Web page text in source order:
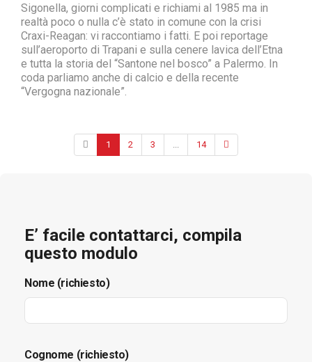
Sigonella, giorni complicati e richiami al 1985 ma in
realtà poco o nulla c’è stato in comune con la crisi
Craxi-Reagan: vi raccontiamo i fatti. E poi reportage
sull’aeroporto di Trapani e sulla cenere lavica dell’Etna
e tutta la storia del “Santone nel bosco” a Palermo. In
coda parliamo anche di calcio e della recente
“Vergogna nazionale”.
1 2 3 14
E’ facile contattarci, compila
questo modulo
Nome (richiesto)
Cognome (richiesto)